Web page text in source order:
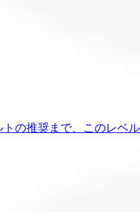
の推奨まで、このレベ